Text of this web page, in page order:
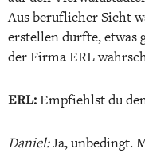
Aus beruflicher Sicht
erstellen durfte, etwas
der Firma ERL
ERL:Empfiehlst du
Daniel:Ja, unbedingt.